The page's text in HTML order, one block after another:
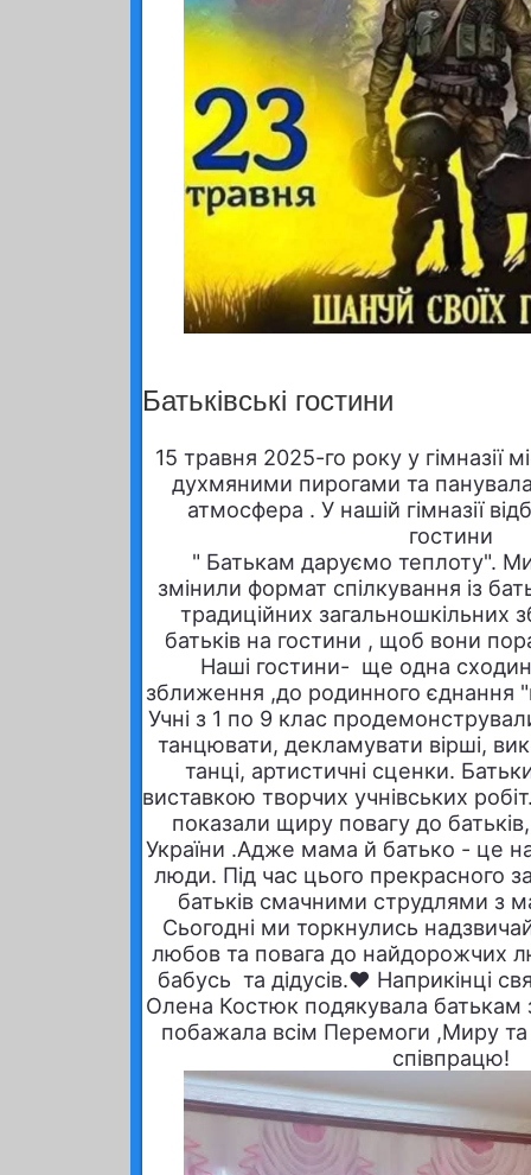
Батьківські гостини
15 травня 2025-го року у гімназії
духмяними пирогами та
атмосфера . У нашій гімназії
гостини
" Батькам даруємо теплоту".
змінили формат спілкування із
традиційних загальношкільних
батьків на гостини , щоб вони
Наші гостини- ще одна
зближення ,до родинного єднання
Учні з 1 по 9 клас
танцювати, декламувати вірші,
танці, артистичні сценки.
виставкою творчих учнівських
показали щиру повагу до
України .Адже мама й батько - це
люди. Під час цього прекрасного
батьків смачними струдлями з
Сьогодні ми торкнулись
любов та повага до найдорожчих
бабусь та дідусів.❤️ Наприкінці
Олена Костюк подякувала батькам
побажала всім Перемоги ,Миру
співпрацю!